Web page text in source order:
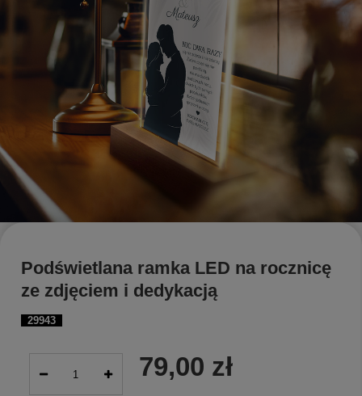
29943
Podświetlana ramka LED na rocznicę
ze zdjęciem i dedykacją
79,00 zł